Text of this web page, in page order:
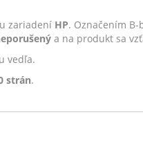
zariadení HP. Označením
a na produkt sa
vedľa.
strán.